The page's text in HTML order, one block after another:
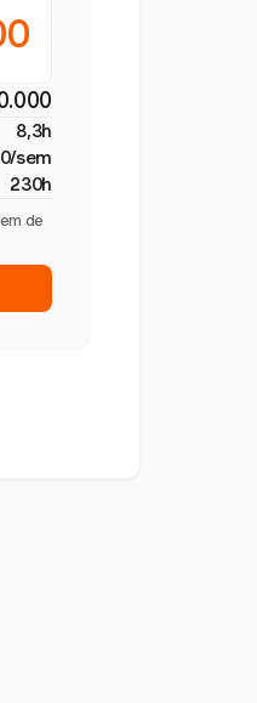
8,3h
sem
230h
de